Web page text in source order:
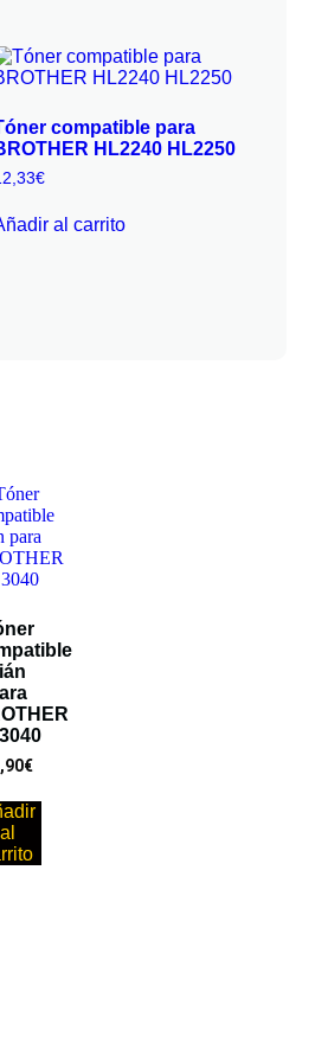
compatible para
HL2240 HL2250
€
al carrito
€
al